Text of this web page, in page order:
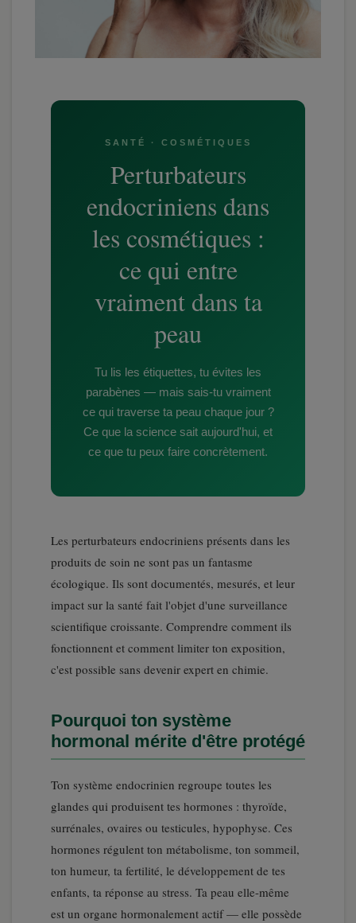
SANTÉ · COSMÉTIQUES
Perturbateurs
endocriniens dans
les cosmétiques :
ce qui entre
vraiment dans ta
peau
Tu lis les étiquettes, tu évites les
parabènes — mais sais-tu vraiment
ce qui traverse ta peau chaque jour ?
Ce que la science sait aujourd'hui, et
ce que tu peux faire concrètement.
Les perturbateurs endocriniens présents dans les
produits de soin ne sont pas un fantasme
écologique. Ils sont documentés, mesurés, et leur
impact sur la santé fait l'objet d'une surveillance
scientifique croissante. Comprendre comment ils
fonctionnent et comment limiter ton exposition,
c'est possible sans devenir expert en chimie.
Pourquoi ton système
hormonal mérite d'être protégé
Ton système endocrinien regroupe toutes les
glandes qui produisent tes hormones : thyroïde,
surrénales, ovaires ou testicules, hypophyse. Ces
hormones régulent ton métabolisme, ton sommeil,
ton humeur, ta fertilité, le développement de tes
enfants, ta réponse au stress. Ta peau elle-même
est un organe hormonalement actif — elle possède